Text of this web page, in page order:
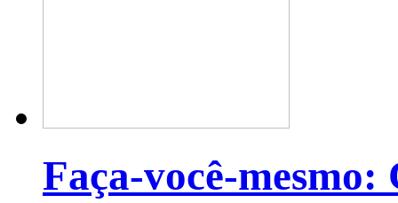
Faça-você-mesmo: